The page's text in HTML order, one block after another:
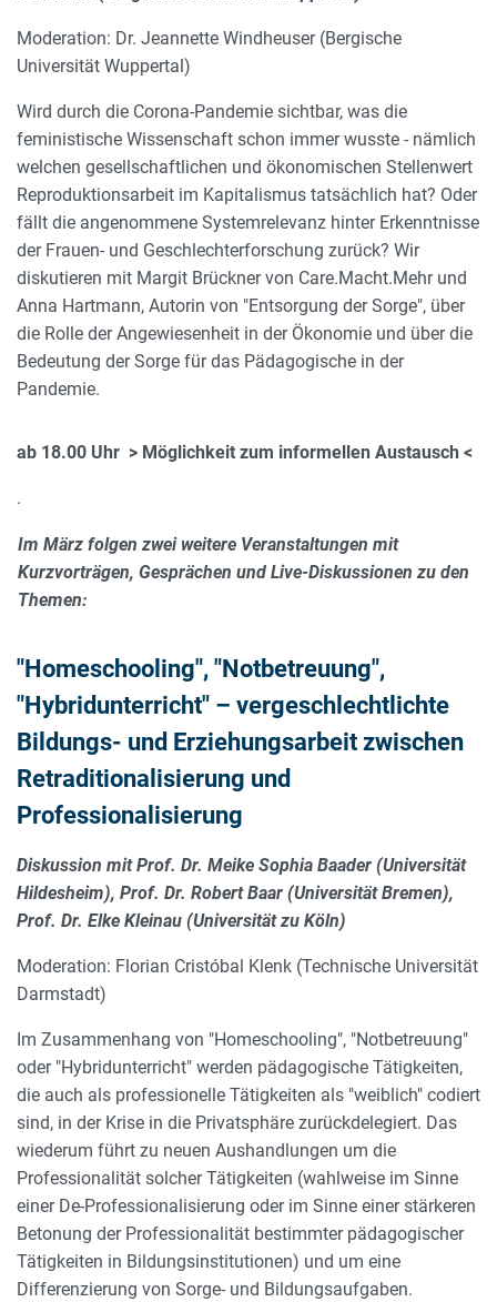
Moderation: Dr. Jeannette Windheuser (Bergische
Universität Wuppertal)
Wird durch die Corona-Pandemie sichtbar, was die
feministische Wissenschaft schon immer wusste - nämlich
welchen gesellschaftlichen und ökonomischen Stellenwert
Reproduktionsarbeit im Kapitalismus tatsächlich hat? Oder
fällt die angenommene Systemrelevanz hinter Erkenntnisse
der Frauen- und Geschlechterforschung zurück? Wir
diskutieren mit Margit Brückner von Care.Macht.Mehr und
Anna Hartmann, Autorin von "Entsorgung der Sorge", über
die Rolle der Angewiesenheit in der Ökonomie und über die
Bedeutung der Sorge für das Pädagogische in der
Pandemie.
ab 18.00 Uhr > Möglichkeit zum informellen Austausch <
.
Im März folgen zwei weitere Veranstaltungen mit
Kurzvorträgen, Gesprächen und Live-Diskussionen zu den
Themen:
"Homeschooling", "Notbetreuung",
"Hybridunterricht" – vergeschlechtlichte
Bildungs- und Erziehungsarbeit zwischen
Retraditionalisierung und
Professionalisierung
Diskussion mit Prof. Dr. Meike Sophia Baader (Universität
Hildesheim), Prof. Dr. Robert Baar (Universität Bremen),
Prof. Dr. Elke Kleinau (Universität zu Köln)
Moderation: Florian Cristóbal Klenk (Technische Universität
Darmstadt)
Im Zusammenhang von "Homeschooling", "Notbetreuung"
oder "Hybridunterricht" werden pädagogische Tätigkeiten,
die auch als professionelle Tätigkeiten als "weiblich" codiert
sind, in der Krise in die Privatsphäre zurückdelegiert. Das
wiederum führt zu neuen Aushandlungen um die
Professionalität solcher Tätigkeiten (wahlweise im Sinne
einer De-Professionalisierung oder im Sinne einer stärkeren
Betonung der Professionalität bestimmter pädagogischer
Tätigkeiten in Bildungsinstitutionen) und um eine
Differenzierung von Sorge- und Bildungsaufgaben.